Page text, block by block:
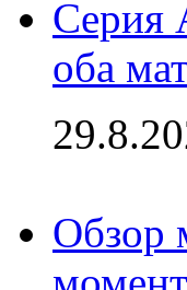
Серия
оба
Обзор